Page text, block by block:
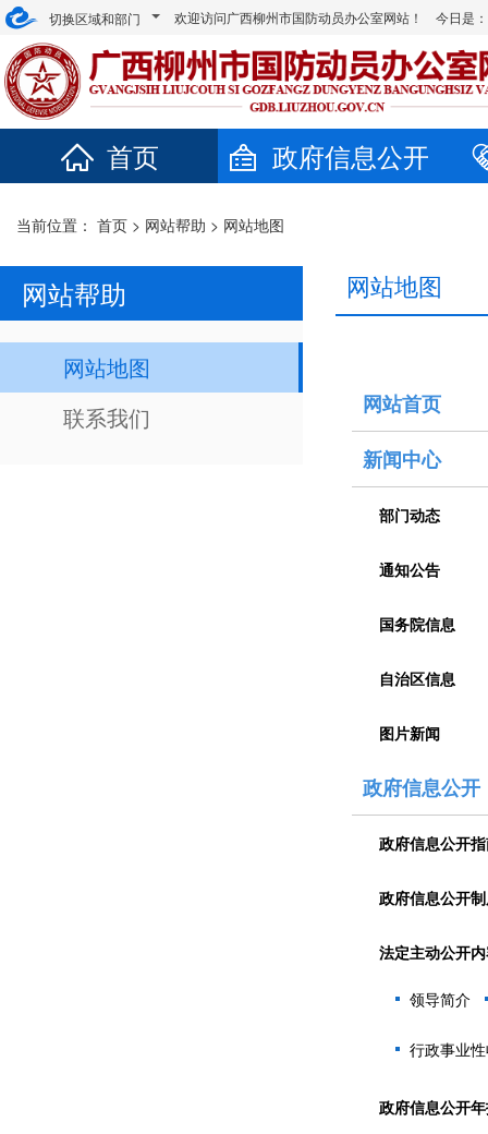
切换区域和部门 欢迎访问广西柳州市国防动员办公室网站！ 今日是
首页 政府信息公开
当前位置： 首页 > 网站帮助 > 网站地图
网站帮助
网站地图
联系我们
网站地图
网站首页
新闻中心
部门动态
通知公告
国务院信息
自治区信息
图片新闻
政府信息公开
政府信息公开
政府信息公开
法定主动公开
领导简介
行政事业
政府信息公开